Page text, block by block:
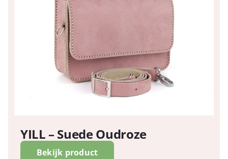
YILL – Suede Oudroze
Bekijk product